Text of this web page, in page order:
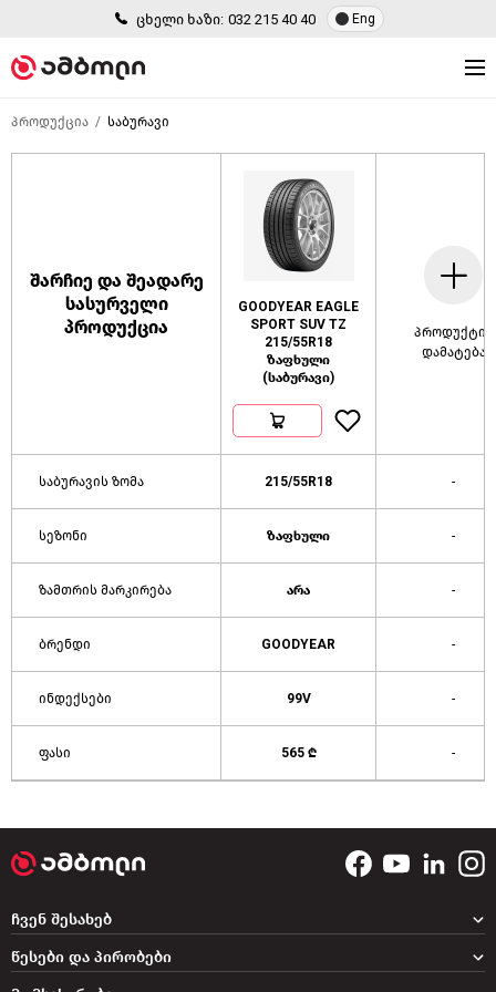
ცხელი ხაზი: 032 215 40 40 Eng
პროდუქცია საბურავი
შარჩიე და შეადარე
სასურველი
პროდუქცია
GOODYEAR EAGLE
SPORT SUV TZ
215/55R18
ზაფხული
(საბურავი)
პროდუქტის
დამატება
საბურავის ზომა 215/55R18 -
სეზონი ზაფხული -
ზამთრის მარკირება არა -
ბრენდი GOODYEAR -
ინდექსები 99V -
ფასი 565 ₾ -
ჩვენ შესახებ
წესები და პირობები